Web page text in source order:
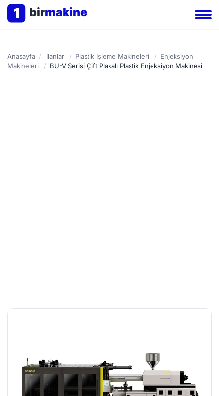
1 birmakine
Anasayfa / İlanlar / Plastik İşleme Makineleri / Enjeksiyon
Makineleri
/ BU-V Serisi Çift Plakalı Plastik Enjeksiyon Makinesi